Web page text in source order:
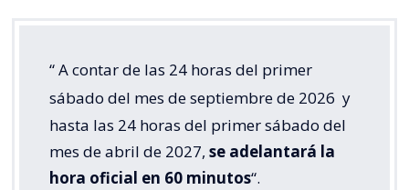
“A contar de las 24 horas del primer
sábado del mes de septiembre de 2026 y
hasta las 24 horas del primer sábado del
mes de abril de 2027, se adelantará la
hora oficial en 60 minutos“.